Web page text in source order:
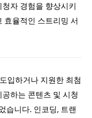
자 경험을 향상시키
효율적인 스트리밍 서
입하거나 지원한 최첨
하는 콘텐츠 및 시청
습니다. 인코딩, 트랜